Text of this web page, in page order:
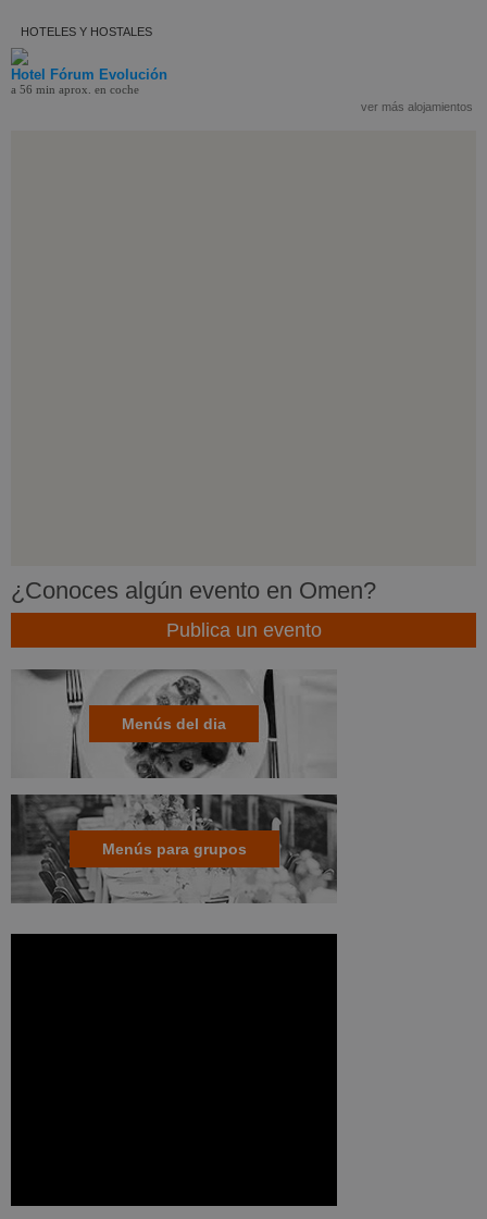
HOTELES Y HOSTALES
Hotel Fórum Evolución
a 56 min aprox. en coche
ver más alojamientos
¿Conoces algún evento en Omen?
Publica un evento
Menús del dia
Menús para grupos